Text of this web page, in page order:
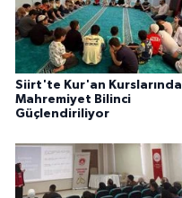
Siirt'te Kur'an Kurslarında
Mahremiyet Bilinci
Güçlendiriliyor